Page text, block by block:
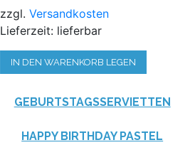
zzgl.Versandkosten
Lieferzeit: lieferbar
IN DEN WARENKORB LEGEN
GEBURTSTAGSSERVIETTEN
HAPPY BIRTHDAY PASTEL